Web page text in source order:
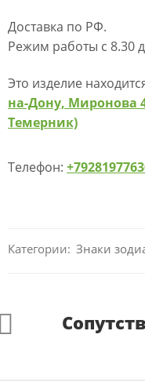
Доставка по РФ.
Режим работы с 8.30
Это изделие
на-Дону, Миронова
Темерник)
Телефон:
Категории: Знаки